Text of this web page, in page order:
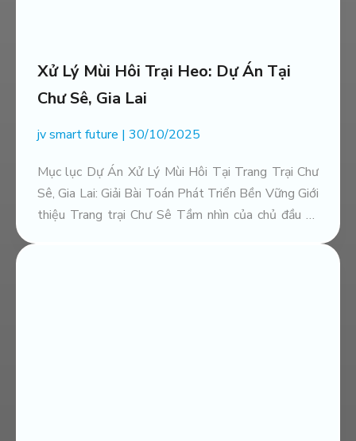
Xử lý môi trường trang trại heo
Vissan_Bình Thuận
KIỂM SOÁT PH ĐẤT TRỒNG VÀ
CHĂM SÓC VƯỜN TIÊU
Xử Lý Mùi Hôi Trại Heo: Dự Án Tại
Chư Sê, Gia Lai
jv smart future 30/10/2025
Mục lục Dự Án Xử Lý Mùi Hôi Tại Trang Trại Chư
Sê, Gia Lai: Giải Bài Toán Phát Triển Bền Vững Giới
thiệu Trang trại Chư Sê Tầm nhìn của chủ đầu tư